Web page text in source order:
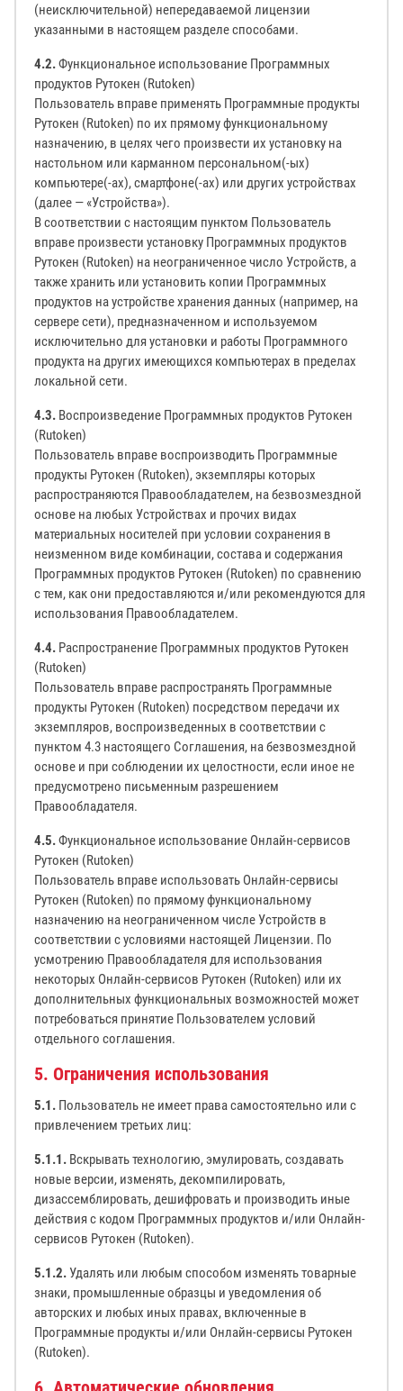
(неисключительной) непередаваемой лицензии
указанными в настоящем разделе способами.
4.2.Функциональное использование Программных
продуктов Рутокен (Rutoken)
Пользователь вправе применять Программные продукты
Рутокен (Rutoken) по их прямому функциональному
назначению, в целях чего произвести их установку на
настольном или карманном персональном(-ых)
компьютере(-ах), смартфоне(-ах) или других устройствах
(далее — «Устройства»).
В соответствии с настоящим пунктом Пользователь
вправе произвести установку Программных продуктов
Рутокен (Rutoken) на неограниченное число Устройств, а
также хранить или установить копии Программных
продуктов на устройстве хранения данных (например, на
сервере сети), предназначенном и используемом
исключительно для установки и работы Программного
продукта на других имеющихся компьютерах в пределах
локальной сети.
4.3. Воспроизведение Программных продуктов Рутокен
(Rutoken)
Пользователь вправе воспроизводить Программные
продукты Рутокен (Rutoken), экземпляры которых
распространяются Правообладателем, на безвозмездной
основе на любых Устройствах и прочих видах
материальных носителей при условии сохранения в
неизменном виде комбинации, состава и содержания
Программных продуктов Рутокен (Rutoken) по сравнению
с тем, как они предоставляются и/или рекомендуются для
использования Правообладателем.
4.4. Распространение Программных продуктов Рутокен
(Rutoken)
Пользователь вправе распространять Программные
продукты Рутокен (Rutoken) посредством передачи их
экземпляров, воспроизведенных в соответствии с
пунктом 4.3 настоящего Соглашения, на безвозмездной
основе и при соблюдении их целостности, если иное не
предусмотрено письменным разрешением
Правообладателя.
4.5.Функциональное использование Онлайн-сервисов
Рутокен (Rutoken)
Пользователь вправе использовать Онлайн-сервисы
Рутокен (Rutoken) по прямому функциональному
назначению на неограниченном числе Устройств в
соответствии с условиями настоящей Лицензии. По
усмотрению Правообладателя для использования
некоторых Онлайн-сервисов Рутокен (Rutoken) или их
дополнительных функциональных возможностей может
потребоваться принятие Пользователем условий
отдельного соглашения.
5. Ограничения использования
5.1. Пользователь не имеет права самостоятельно или с
привлечением третьих лиц:
5.1.1. Вскрывать технологию, эмулировать, создавать
новые версии, изменять, декомпилировать,
дизассемблировать, дешифровать и производить иные
действия с кодом Программных продуктов и/или Онлайн-
сервисов Рутокен (Rutoken).
5.1.2.Удалять или любым способом изменять товарные
знаки, промышленные образцы и уведомления об
авторских и любых иных правах, включенные в
Программные продукты и/или Онлайн-сервисы Рутокен
(Rutoken).